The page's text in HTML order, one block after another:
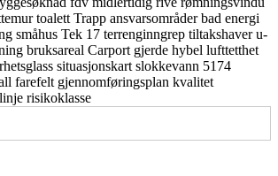
toalett Trapp ansvarsområderbad energi
småhus Tek 17 terrenginngrep tiltakshaveru-
bruksareal Carport gjerde hybel lufttetthet
situasjonskart slokkevann 5174
farefelt gjennomføringsplan kvalitet
risikoklasse